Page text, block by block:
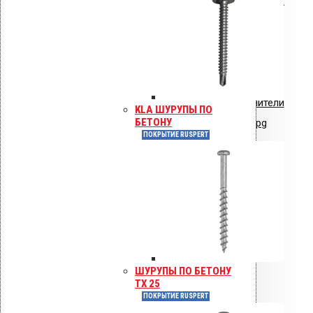
KLA ШУРУПЫ ПО
БЕТОНУ
ПОКРЫТИЕ RUSPERT
ШУРУПЫ ПО БЕТОНУ
TX 25
ПОКРЫТИЕ RUSPERT
стояки и водостоки системы VILPE
Сертификат соответствия:
вентиляторы типа VILPE.pdf
Сертификат соответствия: уплотнители
кровельные из EPDM резины.jpg
Сертификат пожарной безопасности
на изделия из полипропилена.PDF
Сертификат пожарной безопасности
на уплотнители из резины